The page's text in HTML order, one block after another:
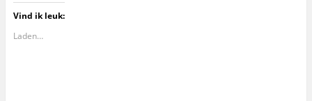
Vind ik leuk:
Laden…